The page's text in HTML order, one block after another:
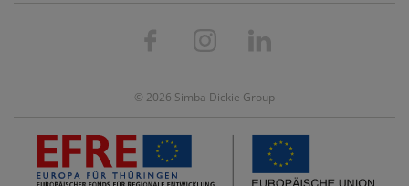
© 2026 Simba Dickie Group